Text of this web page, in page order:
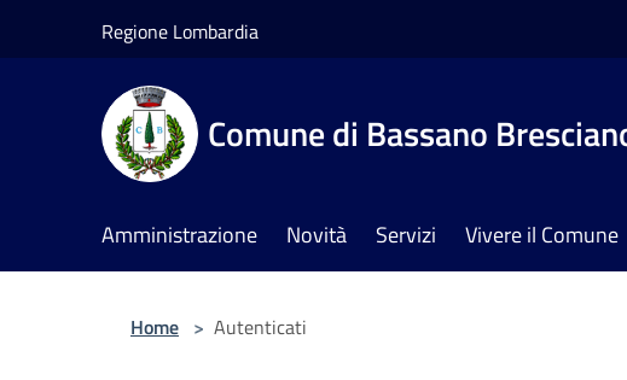
Regione Lombardia
Comune di Bassano
Amministrazione Novità Servizi Vivere il Comune
Home > Autenticati